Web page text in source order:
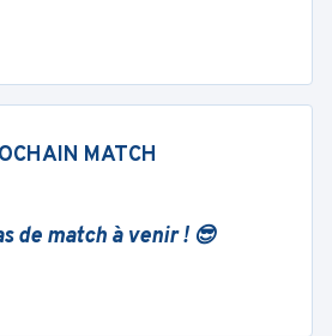
MATCH
de match à venir ! 😎